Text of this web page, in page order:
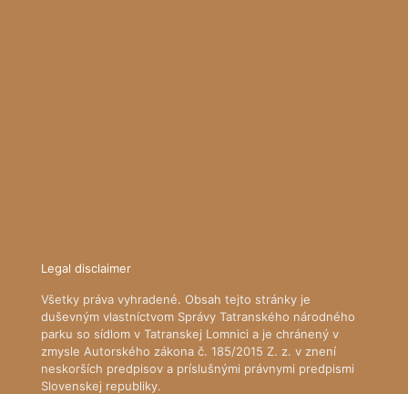
Legal disclaimer
Všetky práva vyhradené. Obsah tejto stránky je
duševným vlastníctvom Správy Tatranského národného
parku so sídlom v Tatranskej Lomnici a je chránený v
zmysle Autorského zákona č. 185/2015 Z. z. v znení
neskorších predpisov a príslušnými právnymi predpismi
Slovenskej republiky.